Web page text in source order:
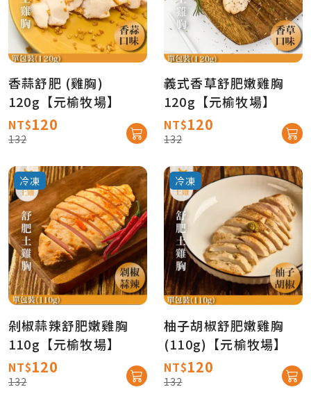
香蒜舒肥 (雞胸)
120g【元榆牧場】
NT$120
132
義式香草舒肥嫩雞胸
120g【元榆牧場】
NT$120
132
冷凍
剁椒蒜辣舒肥嫩雞胸
110g【元榆牧場】
NT$120
132
冷凍
柚子胡椒舒肥嫩雞胸
(110g)【元榆牧場】
NT$120
132